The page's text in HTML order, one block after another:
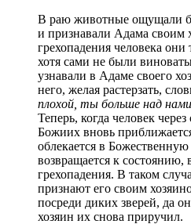
В раю животные ощущали
и признавали Адама своим
грехопадения человека
хотя сами не были
узнавали в Адаме своего
него, желая растерзать,
плохой, ты больше над
Теперь, когда человек
Божиих вновь
облекается в Божественную
возвращается к состоянию,
грехопадения. В таком
признают его своим
посреди диких зверей, да
хозяин их снова приручил.